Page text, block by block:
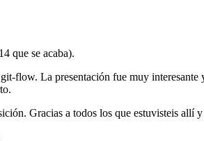
que se acaba).
flow. La presentación fue muy
Gracias a todos los que estuvisteis allí